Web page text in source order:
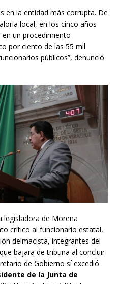
en la entidad más corrupta. De
local, en los cinco años
un procedimiento
por ciento de las 55 mil
públicos”, denunció
legisladora de Morena
crítico al funcionario estatal,
delmacista, integrantes del
bajara de tribuna al concluir
de Gobierno sí excedió
de la Junta de